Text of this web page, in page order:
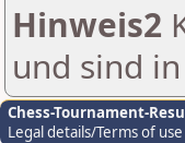
Hinweis2
und sind
Chess-Tournament-
Legal details/Terms of use